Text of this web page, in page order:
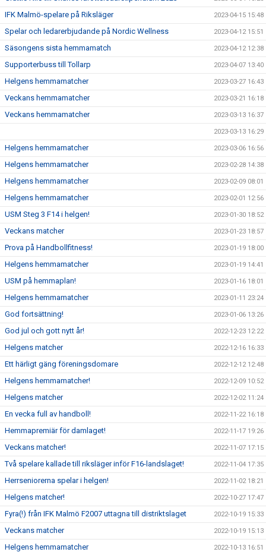
IFK Malmö-spelare på Riksläger 2023-04-15 15:48
Spelar och ledarerbjudande på Nordic Wellness 2023-04-12 15:51
Säsongens sista hemmamatch 2023-04-12 12:38
Supporterbuss till Tollarp 2023-04-07 13:40
Helgens hemmamatcher 2023-03-27 16:43
Veckans hemmamatcher 2023-03-21 16:18
Veckans hemmamatcher 2023-03-13 16:37
2023-03-13 16:29
Helgens hemmamatcher 2023-03-06 16:56
Helgens hemmamatcher 2023-02-28 14:38
Helgens hemmamatcher 2023-02-09 08:01
Helgens hemmamatcher 2023-02-01 12:56
USM Steg 3 F14 i helgen! 2023-01-30 18:52
Veckans matcher 2023-01-23 18:57
Prova på Handbollfitness! 2023-01-19 18:00
Helgens hemmamatcher 2023-01-19 14:41
USM på hemmaplan! 2023-01-16 18:01
Helgens hemmamatcher 2023-01-11 23:24
God fortsättning! 2023-01-06 13:26
God jul och gott nytt år! 2022-12-23 12:22
Helgens matcher 2022-12-16 16:33
Ett härligt gäng föreningsdomare 2022-12-12 12:48
Helgens hemmamatcher! 2022-12-09 10:52
Helgens matcher 2022-12-02 11:24
En vecka full av handboll! 2022-11-22 16:18
Hemmapremiär för damlaget! 2022-11-17 19:26
Veckans matcher! 2022-11-07 17:15
Två spelare kallade till riksläger inför F16-landslaget! 2022-11-04 17:35
Herrseniorerna spelar i helgen! 2022-11-02 18:21
Helgens matcher! 2022-10-27 17:47
Fyra(!) från IFK Malmö F2007 uttagna till distriktslaget 2022-10-19 15:33
Veckans matcher 2022-10-19 15:13
Helgens hemmamatcher 2022-10-13 16:51